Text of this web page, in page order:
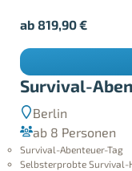
Survival-
Berlin
ab 8 Personen
Survival-Abenteuer-Tag
Selbsterprobte Survival-
ab819,90€